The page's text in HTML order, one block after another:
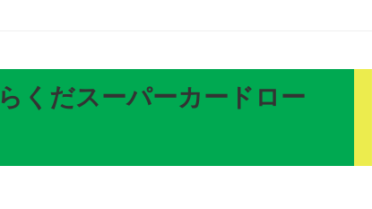
くだスーパーカードロー